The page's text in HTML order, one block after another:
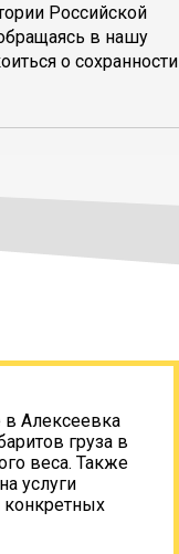
Российской
в нашу
о сохранности
в Алексеевка
груза в
веса. Также
услуги
конкретных